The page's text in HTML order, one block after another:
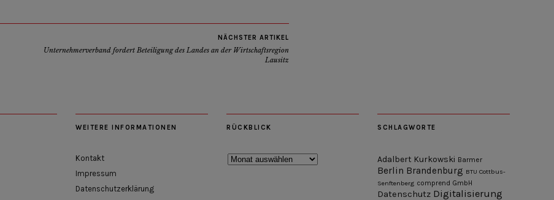
NÄCHSTER ARTIKEL
Unternehmerverband fordert Beteiligung des Landes an der Wirtschaftsregion
Lausitz
WEITERE INFORMATIONEN
Kontakt
Impressum
Datenschutzerklärung
RÜCKBLICK
Rückblick
SCHLAGWORTE
Adalbert Kurkowski Barmer
Berlin Brandenburg BTU Cottbus-
Senftenberg comprend GmbH
Datenschutz Digitalisierung